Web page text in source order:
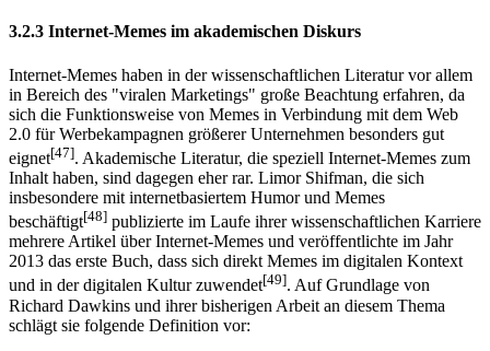
3.2.3 Internet-Memes im akademischen Diskurs
Internet-Memes haben in der wissenschaftlichen Literatur vor allem
in Bereich des "viralen Marketings" große Beachtung erfahren, da
sich die Funktionsweise von Memes in Verbindung mit dem Web
2.0 für Werbekampagnen größerer Unternehmen besonders gut
eignet[47]. Akademische Literatur, die speziell Internet-Memes zum
Inhalt haben, sind dagegen eher rar. Limor Shifman, die sich
insbesondere mit internetbasiertem Humor und Memes
beschäftigt[48] publizierte im Laufe ihrer wissenschaftlichen Karriere
mehrere Artikel über Internet-Memes und veröffentlichte im Jahr
2013 das erste Buch, dass sich direkt Memes im digitalen Kontext
und in der digitalen Kultur zuwendet[49]. Auf Grundlage von
Richard Dawkins und ihrer bisherigen Arbeit an diesem Thema
schlägt sie folgende Definition vor: